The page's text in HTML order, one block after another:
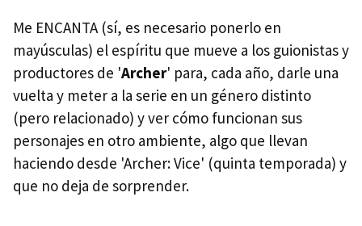
Me ENCANTA (sí, es necesario ponerlo en
mayúsculas) el espíritu que mueve a los guionistas y
productores de 'Archer' para, cada año, darle una
vuelta y meter a la serie en un género distinto
(pero relacionado) y ver cómo funcionan sus
personajes en otro ambiente, algo que llevan
haciendo desde 'Archer: Vice' (quinta temporada) y
que no deja de sorprender.